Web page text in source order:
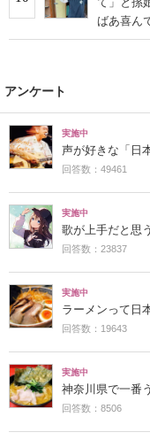
ばあ喜ん
アンケート
実施中
声が好きな「日
回答数：49461
実施中
歌が上手だと思
回答数：23837
実施中
ラーメンって日
回答数：19643
実施中
神奈川県で一番
回答数：8506